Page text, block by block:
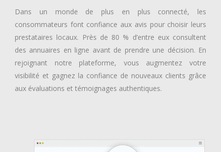
Dans un monde de plus en plus connecté, les
consommateurs font confiance aux avis pour choisir leurs
prestataires locaux. Près de 80 % d’entre eux consultent
des annuaires en ligne avant de prendre une décision. En
rejoignant notre plateforme, vous augmentez votre
visibilité et gagnez la confiance de nouveaux clients grâce
aux évaluations et témoignages authentiques.